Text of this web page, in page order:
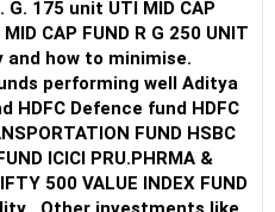
how to minimise.
performing well Aditya
FUND HSBC
ICICI PRU.PHRMA &
500 VALUE INDEX FUND